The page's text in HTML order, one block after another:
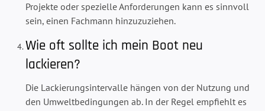
Projekte oder spezielle Anforderungen kann es sinnvoll
sein, einen Fachmann hinzuzuziehen.
Wie oft sollte ich mein Boot neu
lackieren?
Die Lackierungsintervalle hängen von der Nutzung und
den Umweltbedingungen ab. In der Regel empfiehlt es